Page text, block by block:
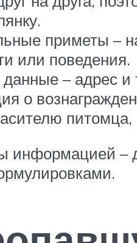
приметы –
или поведения.
данные – адрес
о
питомца,
информацией